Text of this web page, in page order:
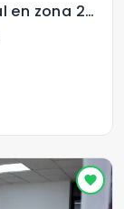
Alquiler o venta edificio comercial en zona 2 Guatemala